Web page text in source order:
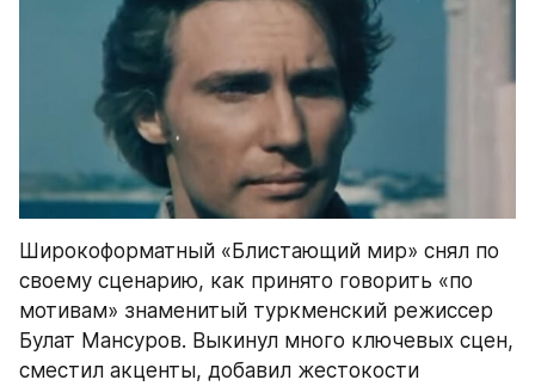
Широкоформатный «Блистающий мир» снял по
своему сценарию, как принято говорить «по
мотивам» знаменитый туркменский режиссер
Булат Мансуров. Выкинул много ключевых сцен,
сместил акценты, добавил жестокости